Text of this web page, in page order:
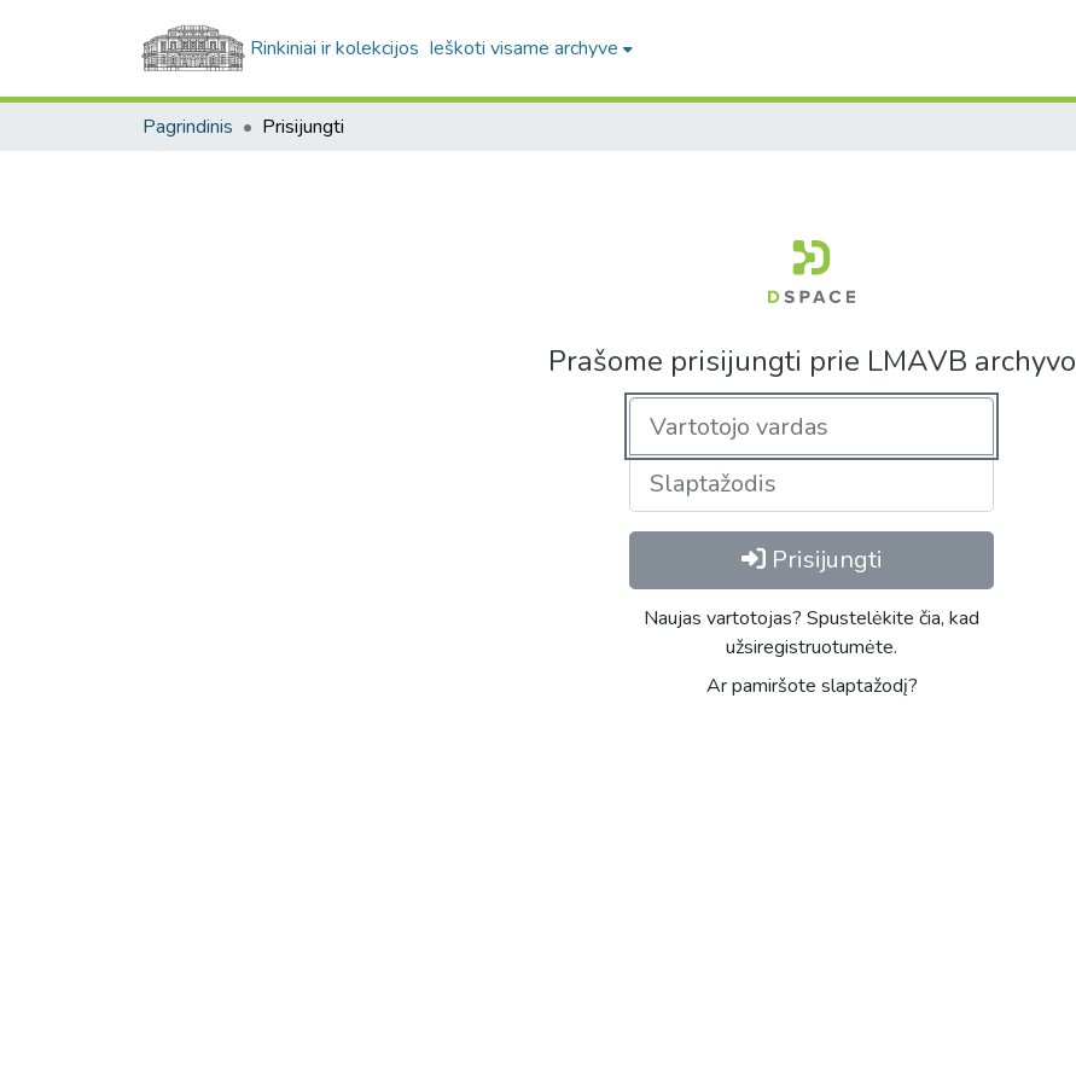
Rinkiniai ir kolekcijos Ieškoti visame archyve
Pagrindinis Prisijungti
Prašome prisijungti prie LMAVB archyvo
Prisijungti
Naujas vartotojas? Spustelėkite čia, kad
užsiregistruotumėte.
Ar pamiršote slaptažodį?